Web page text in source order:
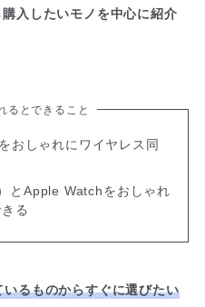
入したいモノを中心に紹介
るとできること
おしゃれにワイヤレス同
とApple Watchをおしゃれ
る
いるものからすぐに選びたい